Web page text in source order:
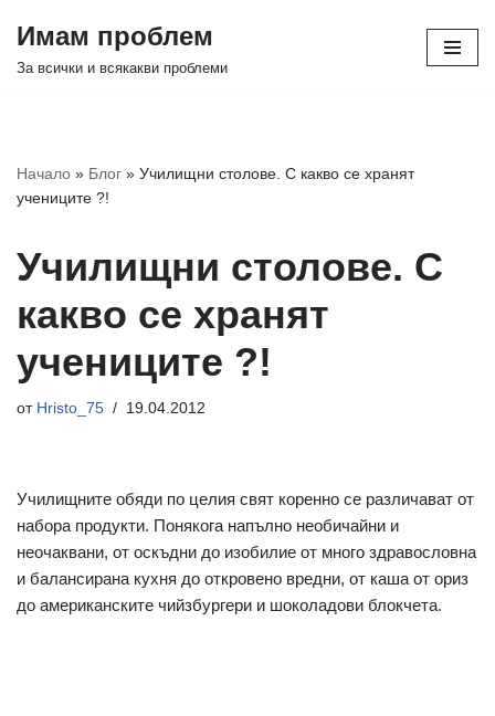
Продължете
Имам проблем
За всички и всякакви проблеми
Начало » Блог » Училищни столове. С какво се хранят
учениците ?!
Училищни столове. С
какво се хранят
учениците ?!
от Hristo_75 19.04.2012
Училищните обяди по целия свят коренно се различават от
набора продукти. Понякога напълно необичайни и
неочаквани, от оскъдни до изобилие от много здравословна
и балансирана кухня до откровено вредни, от каша от ориз
до американските чийзбургери и шоколадови блокчета.